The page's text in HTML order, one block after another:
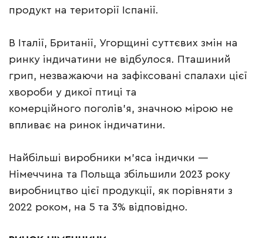
продукт на території Іспанії.
В Італії, Британії, Угорщині суттєвих змін на
ринку індичатини не відбулося. Пташиний
грип, незважаючи на зафіксовані спалахи цієї
хвороби у дикої птиці та
комерційного поголів’я, значною мірою не
впливає на ринок індичатини.
Найбільші виробники м’яса індички —
Німеччина та Польща збільшили 2023 року
виробництво цієї продукції, як порівняти з
2022 роком, на 5 та 3% відповідно.